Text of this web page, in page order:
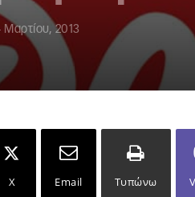
Μαρτίου, 2013
X Email Τυπώνω